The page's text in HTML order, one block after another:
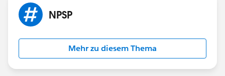
NPSP
Mehr zu diesem Thema